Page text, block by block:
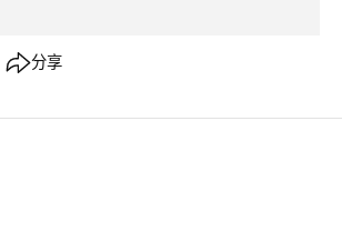
分享